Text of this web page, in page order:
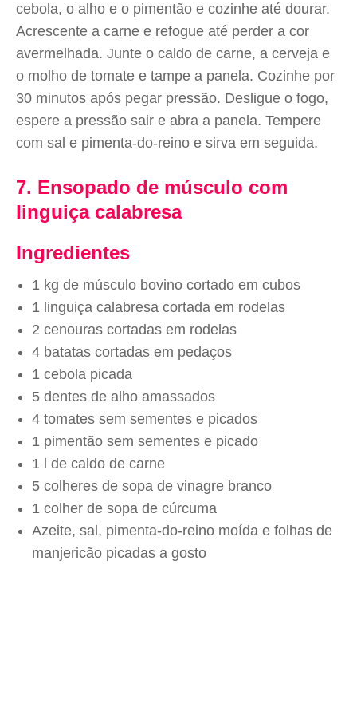
cebola, o alho e o pimentão e cozinhe até dourar.
Acrescente a carne e refogue até perder a cor
avermelhada. Junte o caldo de carne, a cerveja e
o molho de tomate e tampe a panela. Cozinhe por
30 minutos após pegar pressão. Desligue o fogo,
espere a pressão sair e abra a panela. Tempere
com sal e pimenta-do-reino e sirva em seguida.
7. Ensopado de músculo com
linguiça calabresa
Ingredientes
1 kg de músculo bovino cortado em cubos
1 linguiça calabresa cortada em rodelas
2 cenouras cortadas em rodelas
4 batatas cortadas em pedaços
1 cebola picada
5 dentes de alho amassados
4 tomates sem sementes e picados
1 pimentão sem sementes e picado
1 l de caldo de carne
5 colheres de sopa de vinagre branco
1 colher de sopa de cúrcuma
Azeite, sal, pimenta-do-reino moída e folhas de
manjericão picadas a gosto